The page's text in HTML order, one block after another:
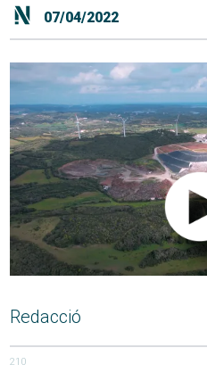
07/04/2022
Redacció
210